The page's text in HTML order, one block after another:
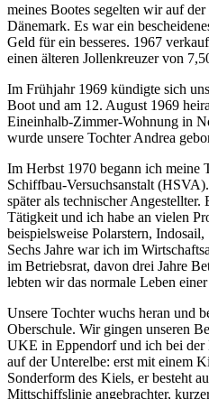
meines Bootes segelten wir auf
Dänemark. Es war ein
Geld für ein besseres. 1967
einen älteren Jollenkreuzer von
Im Frühjahr 1969 kündigte sich
Boot und am 12. August 1969
Eineinhalb-Zimmer-Wohnung in
wurde unsere Tochter Andrea
Im Herbst 1970 begann ich meine
Schiffbau-Versuchsanstalt
später als technischer Angestellter.
Tätigkeit und ich habe an vielen
beispielsweise Polarstern,
Sechs Jahre war ich im
im Betriebsrat, davon drei Jahre
lebten wir das normale Leben
Unsere Tochter wuchs heran und
Oberschule. Wir gingen unseren
UKE in Eppendorf und ich bei
auf der Unterelbe: erst mit einem
Sonderform des Kiels, er besteht
Mittschiffslinie angebrachter,